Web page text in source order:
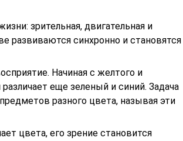
зрительная, двигательная и
развиваются синхронно и становятся
Начиная с желтого и
еще зеленый и синий. Задача
разного цвета, называя эти
цвета, его зрение становится